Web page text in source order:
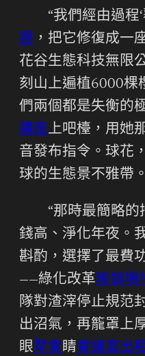
“我們經由過程
證 ，把它修復成一
花谷生態科技無限
刻山上遍植6000棵
們兩個都是失衡的
講座上吧檯，用她
音發布指令。球花
球的生態景不雅帶。
“那時最簡略的
錢高、淨化年夜。
斟酌，選擇了最費
——綠化改革瑜伽場
隊對渣滓停止規范
出沼氣，再籠罩上
眼聚會睛會議室出